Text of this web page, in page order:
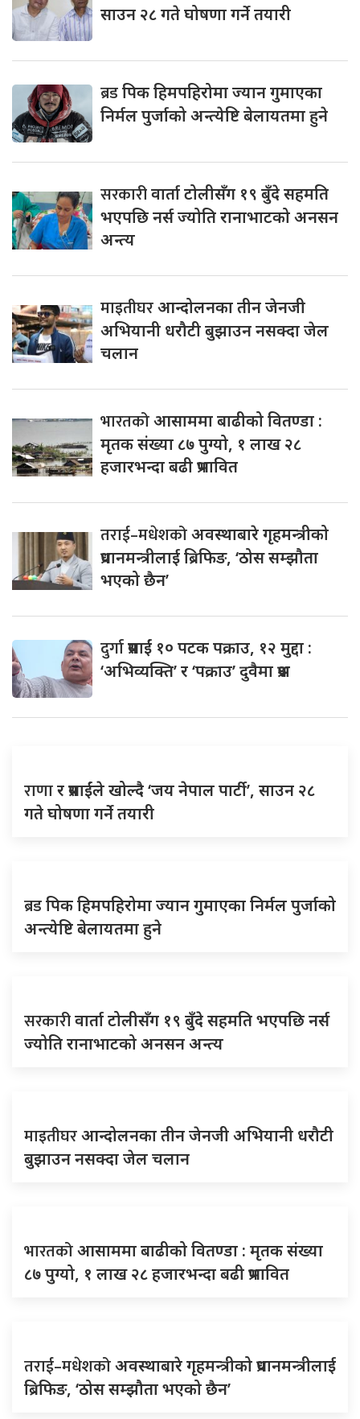
साउन २८ गते घोषणा गर्ने तयारी
ब्रडपिक हिमपहिरोमा ज्यान गुमाएका
निर्मल पुर्जाको अन्त्येष्टि बेलायतमा हुने
सरकारीवार्ता टोलीसँग १९ बुँदे सहमति
भएपछि नर्स ज्योति रानाभाटको अनसन
अन्त्य
माइतीघरआन्दोलनका तीन जेनजी
अभियानी धरौटी बुझाउन नसक्दा जेल
चलान
भारतकोआसाममा बाढीको वितण्डा :
मृतक संख्या ८७ पुग्यो, १ लाख २८
हजारभन्दा बढी प्रभावित
तराई–मधेशकोअवस्थाबारे गृहमन्त्रीको
प्रधानमन्त्रीलाई ब्रिफिङ, ‘ठोस सम्झौता
भएको छैन’
दुर्गाप्रसाईं १० पटक पक्राउ, १२ मुद्दा :
‘अभिव्यक्ति’ र ‘पक्राउ’ दुवैमा प्रश्न
राणार प्रसाईंले खोल्दै ‘जय नेपाल पार्टी’, साउन २८
गते घोषणा गर्ने तयारी
ब्रडपिक हिमपहिरोमा ज्यान गुमाएका निर्मल पुर्जाको
अन्त्येष्टि बेलायतमा हुने
सरकारीवार्ता टोलीसँग १९ बुँदे सहमति भएपछि नर्स
ज्योति रानाभाटको अनसन अन्त्य
माइतीघरआन्दोलनका तीन जेनजी अभियानी धरौटी
बुझाउन नसक्दा जेल चलान
भारतकोआसाममा बाढीको वितण्डा : मृतक संख्या
८७ पुग्यो, १ लाख २८ हजारभन्दा बढी प्रभावित
तराई–मधेशकोअवस्थाबारे गृहमन्त्रीको प्रधानमन्त्रीलाई
ब्रिफिङ, ‘ठोस सम्झौता भएको छैन’